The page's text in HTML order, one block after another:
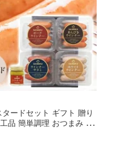
タードセット ギフト 贈り
品 簡単調理 おつまみ お
山町